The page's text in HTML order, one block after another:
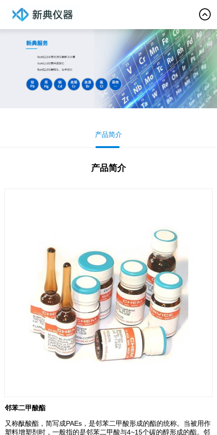
产品简介
产品简介
邻苯二甲酸酯
又称酞酸酯，简写成PAEs，是邻苯二甲酸形成的酯的统称。当被用作
塑料增塑剂时，一般指的是邻苯二甲酸与4~15个碳的醇形成的酯。邻